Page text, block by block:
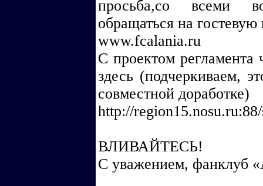
просьба,со всеми
обращаться на
www.fcalania.ru
С проектом регламента
здесь (подчеркиваем,
совместной доработке)
http://
ВЛИВАЙТЕСЬ!
С уважением, фанклуб